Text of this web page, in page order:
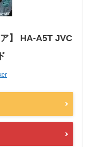
】 HA-A5T JVC